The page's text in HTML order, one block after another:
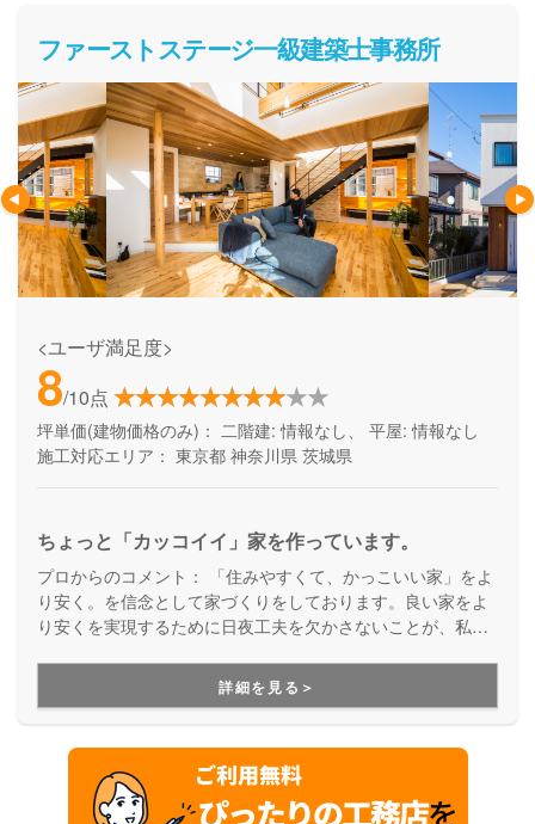
ファーストステージ一級建築士事務所
<ユーザ満足度>
8/10点
坪単価(建物価格のみ)： 二階建: 情報なし、 平屋: 情報なし
施工対応エリア： 東京都 神奈川県 茨城県
ちょっと「カッコイイ」家を作っています。
プロからのコメント：
「住みやすくて、かっこいい家」をよ
り安く。を信念として家づくりをしております。良い家をよ
り安くを実現するために日夜工夫を欠かさないことが、私た
詳細を見る＞